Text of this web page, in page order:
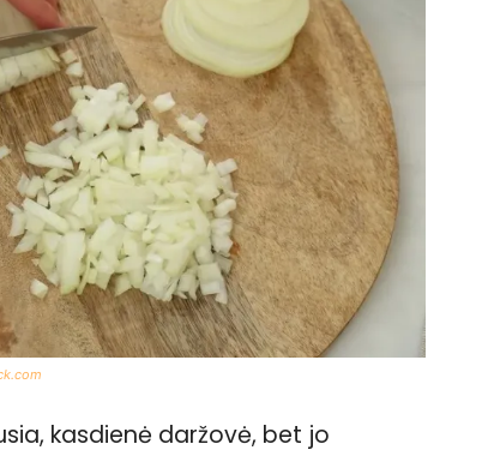
kasdienė daržovė, bet jo